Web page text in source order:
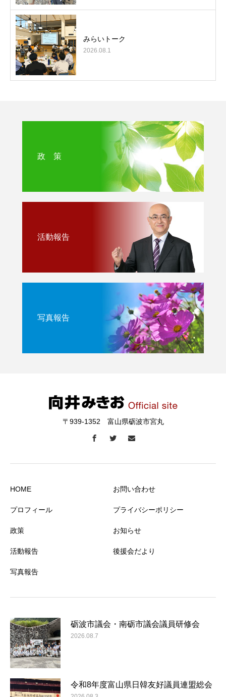
みらいトーク
2026.08.1
政 策
活動報告
写真報告
〒939-1352 富山県砺波市宮丸
HOME
プロフィール
政策
活動報告
写真報告
お問い合わせ
プライバシーポリシー
お知らせ
後援会だより
砺波市議会・南砺市議会議員研修会
2026.08.7
令和8年度富山県日韓友好議員連盟総会